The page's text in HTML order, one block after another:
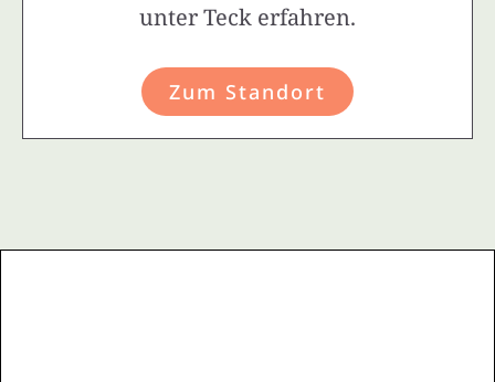
unter Teck erfahren.
Zum Standort